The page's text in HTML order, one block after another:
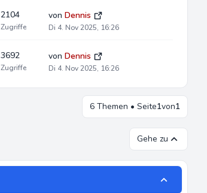
2104
Zugriffe
von Dennis
Di 4. Nov 2025, 16:26
3692
Zugriffe
von Dennis
Di 4. Nov 2025, 16:26
6 Themen • Seite1von1
Gehe zu